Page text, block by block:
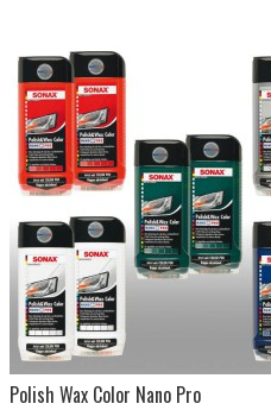
Polish Wax Color Nano Pro